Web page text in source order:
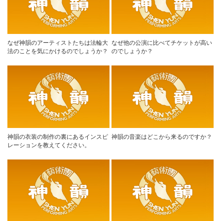
なぜ神韻のアーティストたちは法輪大
法のことを気にかけるのでしょうか？
なぜ他の公演に比べてチケットが高い
のでしょうか？
神韻の衣装の制作の裏にあるインスピ
レーションを教えてください。
神韻の音楽はどこから来るのですか？